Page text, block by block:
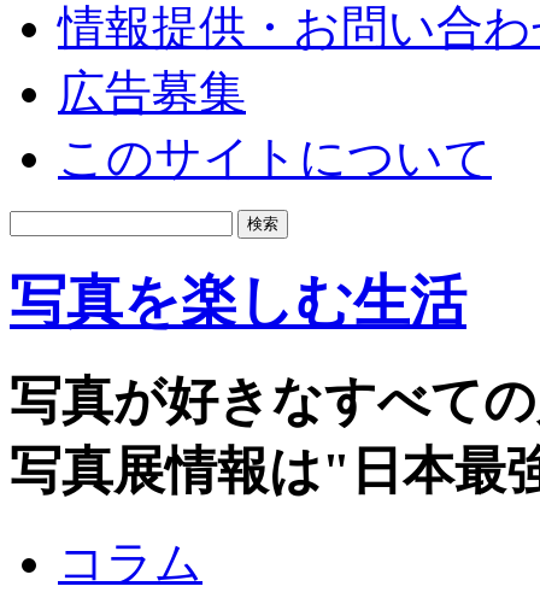
情報提供・お問い合
広告募集
このサイトについて
写真を楽しむ生活
写真が好きなすべて
写真展情報は"日本最
コラム